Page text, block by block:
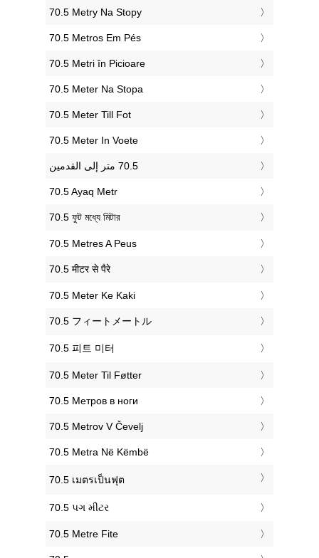
‎70.5 Metry Na Stopy
‎70.5 Metros Em Pés
‎70.5 Metri în Picioare
‎70.5 Meter Na Stopa
‎70.5 Meter Till Fot
‎70.5 Meter In Voete
‎70.5 Ayaq Metr
‎70.5 ফুট মধ্যে মিটার
‎70.5 Metres A Peus
‎70.5 मीटर से पैरे
‎70.5 Meter Ke Kaki
‎70.5 フィートメートル
‎70.5 피트 미터
‎70.5 Meter Til Føtter
‎70.5 Метров в ноги
‎70.5 Metrov V Čevelj
‎70.5 Metra Në Këmbë
‎70.5 เมตรเป็นฟุต
‎70.5 પગ મીટર
‎70.5 Metre Fite